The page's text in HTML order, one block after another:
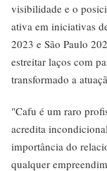
visibilidade e o
ativa em iniciativas
2023 e São Paulo
estreitar laços com
transformado a
"Cafu é um raro
acredita
importância do
qualquer